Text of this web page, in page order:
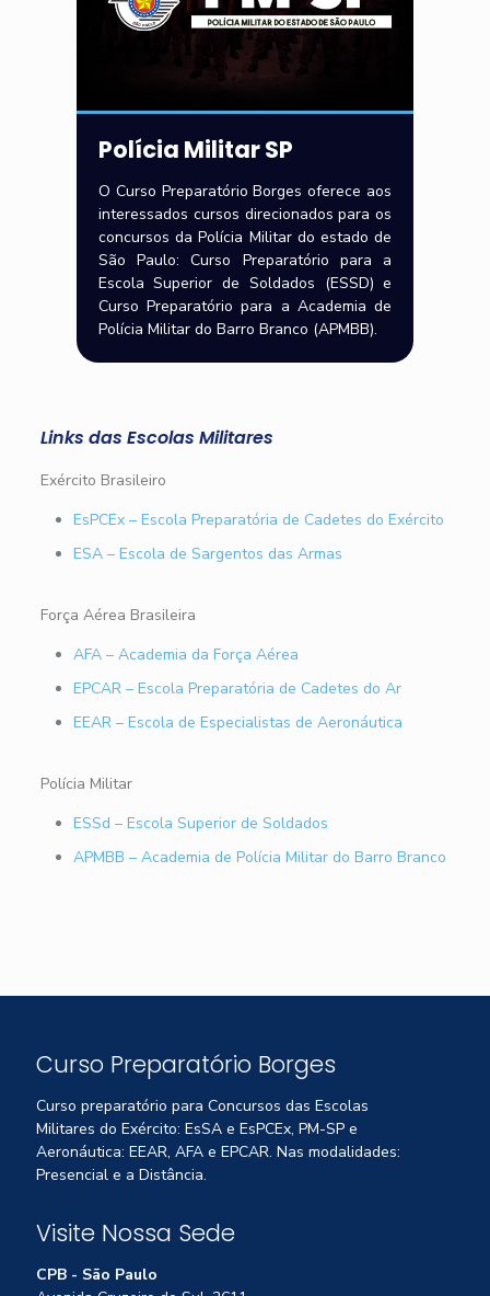
Polícia Militar SP
O Curso Preparatório Borges oferece aos
interessados cursos direcionados para os
concursos da Polícia Militar do estado de
São Paulo: Curso Preparatório para a
Escola Superior de Soldados (ESSD) e
Curso Preparatório para a Academia de
Polícia Militar do Barro Branco (APMBB).
Links das Escolas Militares
Exército Brasileiro
EsPCEx – Escola Preparatória de Cadetes do Exército
ESA – Escola de Sargentos das Armas
Força Aérea Brasileira
AFA – Academia da Força Aérea
EPCAR – Escola Preparatória de Cadetes do Ar
EEAR – Escola de Especialistas de Aeronáutica
Polícia Militar
ESSd – Escola Superior de Soldados
APMBB – Academia de Polícia Militar do Barro Branco
Curso Preparatório Borges
Curso preparatório para Concursos das Escolas
Militares do Exército: EsSA e EsPCEx, PM-SP e
Aeronáutica: EEAR, AFA e EPCAR. Nas modalidades:
Presencial e a Distância.
Visite Nossa Sede
CPB - São Paulo